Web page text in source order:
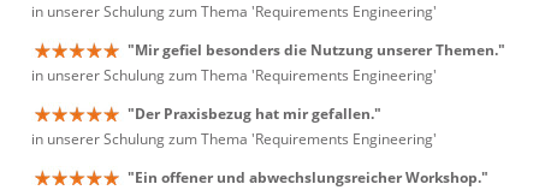
in unserer Schulung zum Thema 'Requirements Engineering'
"Mir gefiel besonders die Nutzung unserer Themen."
in unserer Schulung zum Thema 'Requirements Engineering'
"Der Praxisbezug hat mir gefallen."
in unserer Schulung zum Thema 'Requirements Engineering'
"Ein offener und abwechslungsreicher Workshop."